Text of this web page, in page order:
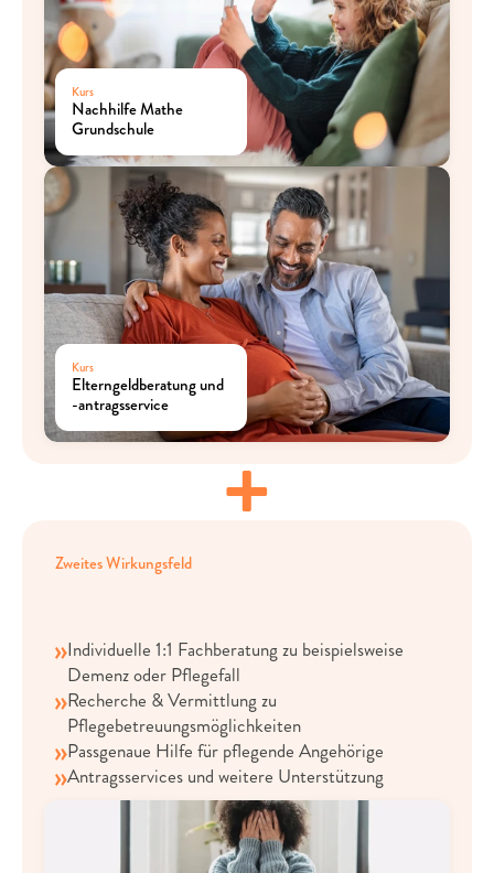
Kurs
Nachhilfe Mathe
Grundschule
Kurs
Elterngeldberatung und
-antragsservice
+
Zweites Wirkungsfeld
Passgenaue Hilfe für pflegende Angehörige
Individuelle 1:1 Fachberatung zu beispielsweise
Demenz oder Pflegefall
Recherche & Vermittlung zu
Pflegebetreuungsmöglichkeiten
Antragsservices und weitere Unterstützung